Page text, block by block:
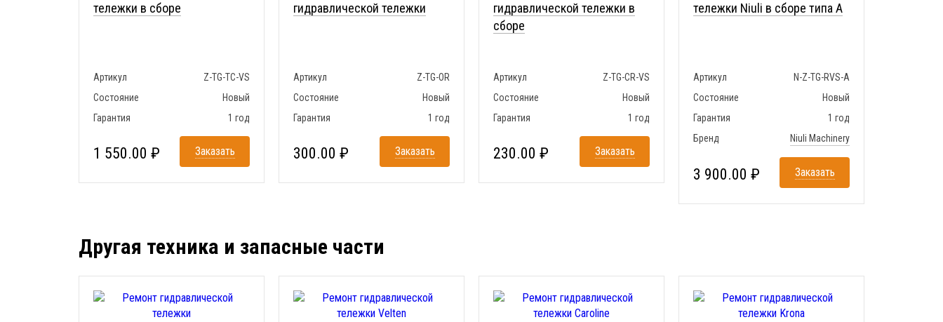
тележки в сборе
Артикул
Z-TG-TC-VS
Состояние
Новый
Гарантия
1 год
1 550.00 ₽ Заказать
гидравлической тележки
Артикул
Z-TG-OR
Состояние
Новый
Гарантия
1 год
300.00 ₽ Заказать
гидравлической тележки в
сборе
Артикул
Z-TG-CR-VS
Состояние
Новый
Гарантия
1 год
230.00 ₽ Заказать
тележки Niuli в сборе типа A
Артикул
N-Z-TG-RVS-A
Состояние
Новый
Гарантия
1 год
Бренд
Niuli Machinery
3 900.00 ₽ Заказать
Другая техника и запасные части